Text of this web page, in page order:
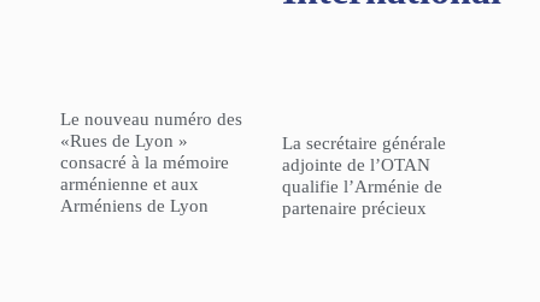
Le nouveau numéro des
«Rues de Lyon »
consacré à la mémoire
arménienne et aux
Arméniens de Lyon
La secrétaire générale
adjointe de l’OTAN
qualifie l’Arménie de
partenaire précieux